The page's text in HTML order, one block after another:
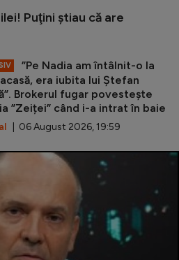
Puţini ştiau că are
”Pe Nadia am întâlnit-o la
era iubita lui Ștefan
Brokerul fugar povestește
”Zeiței” când i-a intrat în baie
| 06 August 2026, 19:59